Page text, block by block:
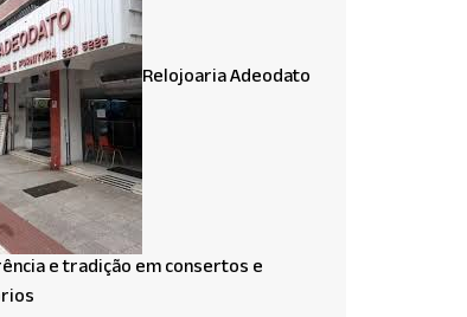
Relojoaria Adeodato
e tradição em consertos e